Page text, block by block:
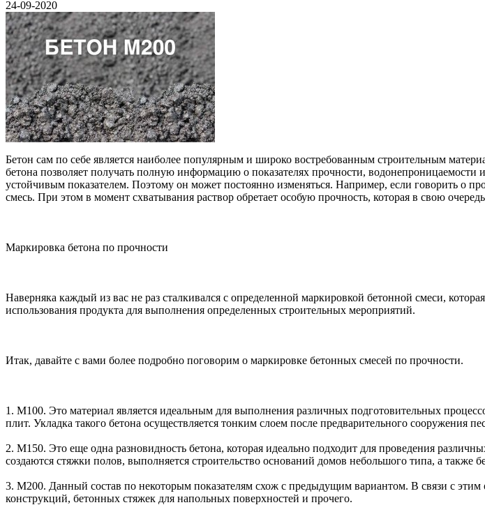
24-09-2020
Бетон сам по себе является наиболее популярным и широко востребованным строительным
бетона позволяет получать полную информацию о показателях прочности, водонепроницаемости
устойчивым показателем. Поэтому он может постоянно изменяться. Например, если говорить о
смесь. При этом в момент схватывания раствор обретает особую прочность, которая в свою
Маркировка бетона по прочности
Наверняка каждый из вас не раз сталкивался с определенной маркировкой бетонной смеси,
использования продукта для выполнения определенных строительных мероприятий.
Итак, давайте с вами более подробно поговорим о маркировке бетонных смесей по прочности.
1. М100. Это материал является идеальным для выполнения различных подготовительных
плит. Укладка такого бетона осуществляется тонким слоем после предварительного сооружения
2. М150. Это еще одна разновидность бетона, которая идеально подходит для проведения
создаются стяжки полов, выполняется строительство оснований домов небольшого типа, а также
3. М200. Данный состав по некоторым показателям схож с предыдущим вариантом. В связи с
конструкций, бетонных стяжек для напольных поверхностей и прочего.